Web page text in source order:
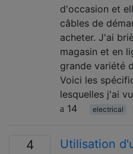
d'occasion et
câbles de
acheter. J'ai
magasin et en
grande variété
Voici les
lesquelles j'ai
14
electrical
4
Utilisation